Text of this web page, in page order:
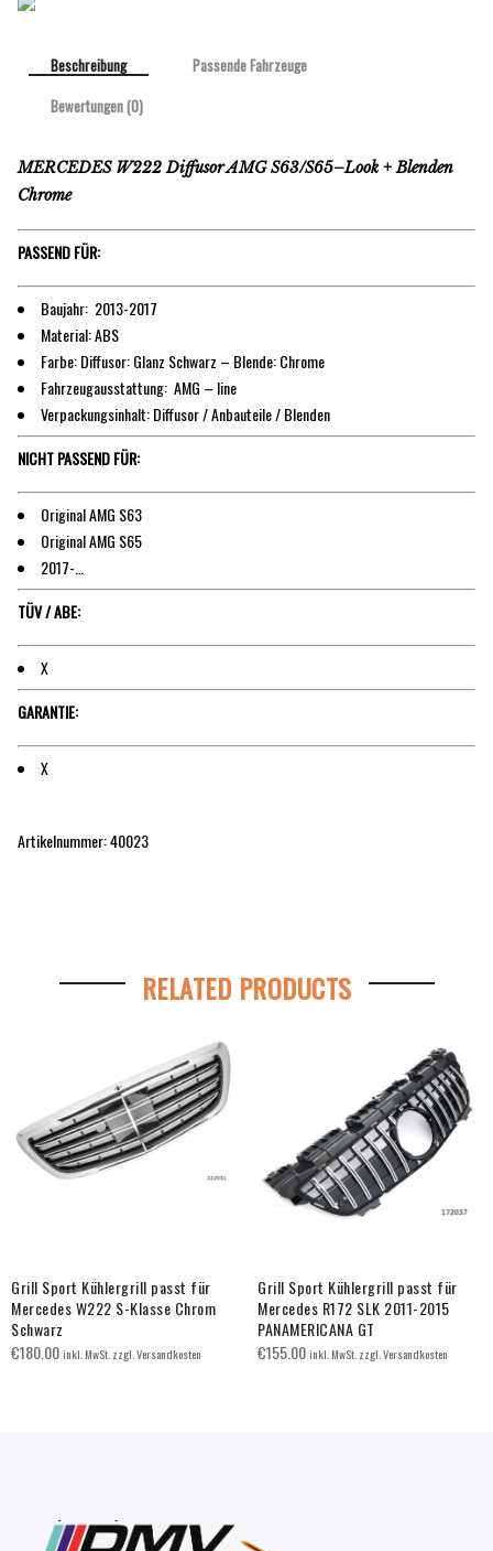
Beschreibung
Passende Fahrzeuge
Bewertungen (0)
MERCEDES W222 Diffusor AMG S63/S65–Look + Blenden
Chrome
PASSEND FÜR:
Baujahr: 2013-2017
Material: ABS
Farbe: Diffusor: Glanz Schwarz – Blende: Chrome
Fahrzeugausstattung: AMG – line
Verpackungsinhalt: Diffusor / Anbauteile / Blenden
NICHT PASSEND FÜR:
Original AMG S63
Original AMG S65
2017-…
TÜV / ABE:
X
GARANTIE:
X
Artikelnummer: 40023
RELATED PRODUCTS
Grill Sport Kühlergrill passt für
Mercedes W222 S-Klasse Chrom
Schwarz
€180.00inkl. MwSt. zzgl. Versandkosten
Grill Sport Kühlergrill passt für
Mercedes R172 SLK 2011-2015
PANAMERICANA GT
€155.00inkl. MwSt. zzgl. Versandkosten